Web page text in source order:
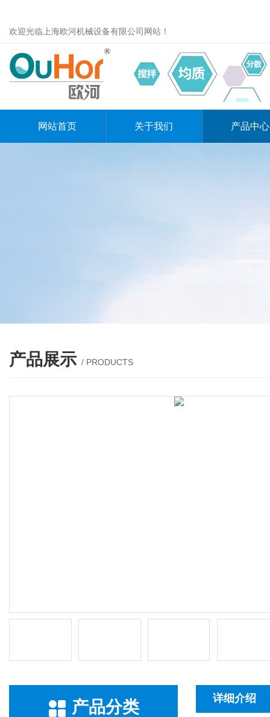
欢迎光临上海欧河机械设备有限公司网站！
网站首页 关于我们 产品中心
产品展示 / PRODUCTS
产品分类 详细介绍